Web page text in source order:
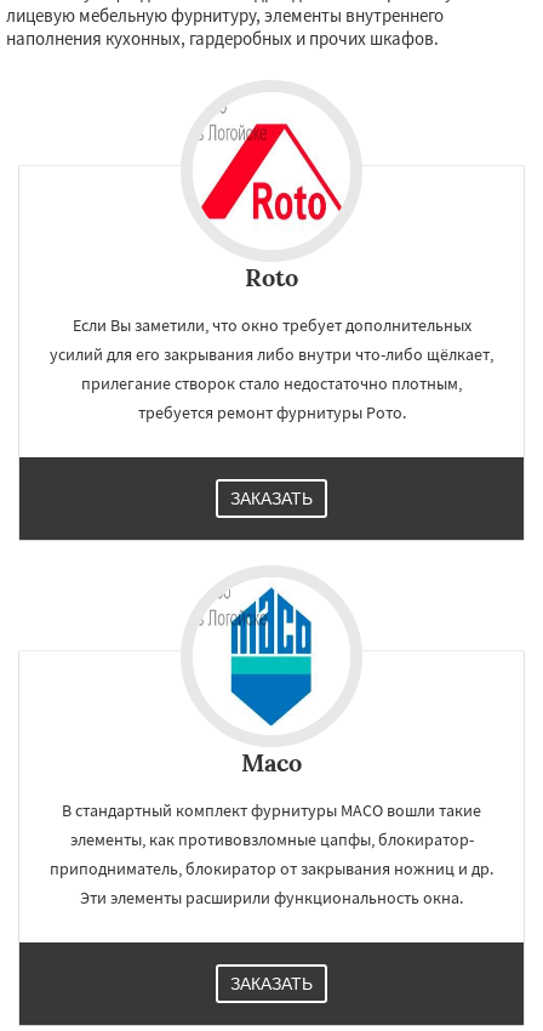
лицевую мебельную фурнитуру, элементы внутреннего
наполнения кухонных, гардеробных и прочих шкафов.
Roto
Если Вы заметили, что окно требует дополнительных
усилий для его закрывания либо внутри что-либо щёлкает,
прилегание створок стало недостаточно плотным,
требуется ремонт фурнитуры Рото.
ЗАКАЗАТЬ
Maco
В стандартный комплект фурнитуры MACO вошли такие
элементы, как противовзломные цапфы, блокиратор-
приподниматель, блокиратор от закрывания ножниц и др.
Эти элементы расширили функциональность окна.
ЗАКАЗАТЬ